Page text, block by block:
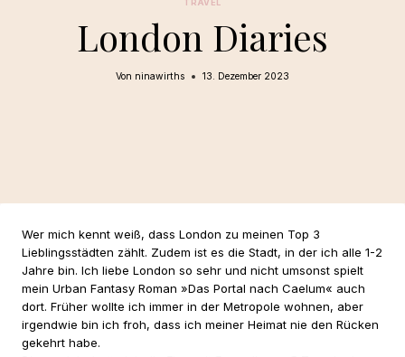
TRAVEL
London Diaries
Von ninawirths 13. Dezember 2023
Wer mich kennt weiß, dass London zu meinen Top 3
Lieblingsstädten zählt. Zudem ist es die Stadt, in der ich alle 1-2
Jahre bin. Ich liebe London so sehr und nicht umsonst spielt
mein Urban Fantasy Roman »Das Portal nach Caelum« auch
dort. Früher wollte ich immer in der Metropole wohnen, aber
irgendwie bin ich froh, dass ich meiner Heimat nie den Rücken
gekehrt habe.